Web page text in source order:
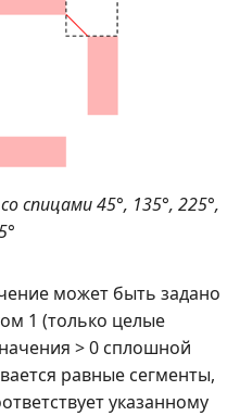
спицами 45°, 135°, 225°,
может быть задано
1 (только целые
> 0 сплошной
равные сегменты,
указанному